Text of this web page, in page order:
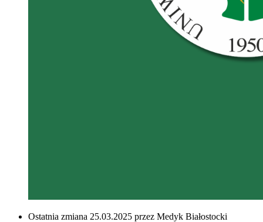
Ostatnia zmiana 25.03.2025 przez Medyk Białostocki